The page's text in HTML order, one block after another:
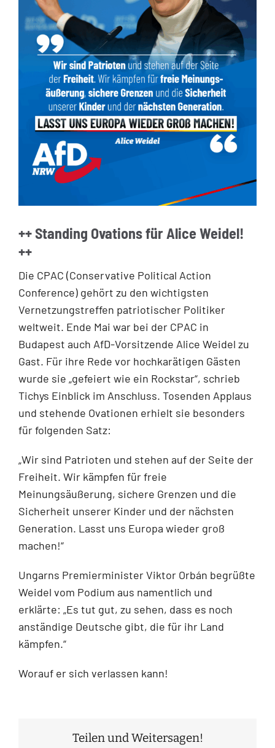
++ Standing Ovations für Alice Weidel!
++
Die CPAC (Conservative Political Action
Conference) gehört zu den wichtigsten
Vernetzungstreffen patriotischer Politiker
weltweit. Ende Mai war bei der CPAC in
Budapest auch AfD-Vorsitzende Alice Weidel zu
Gast. Für ihre Rede vor hochkarätigen Gästen
wurde sie „gefeiert wie ein Rockstar“, schrieb
Tichys Einblick im Anschluss. Tosenden Applaus
und stehende Ovationen erhielt sie besonders
für folgenden Satz:
„Wir sind Patrioten und stehen auf der Seite der
Freiheit. Wir kämpfen für freie
Meinungsäußerung, sichere Grenzen und die
Sicherheit unserer Kinder und der nächsten
Generation. Lasst uns Europa wieder groß
machen!“
Ungarns Premierminister Viktor Orbán begrüßte
Weidel vom Podium aus namentlich und
erklärte: „Es tut gut, zu sehen, dass es noch
anständige Deutsche gibt, die für ihr Land
kämpfen.“
Worauf er sich verlassen kann!
Teilen und Weitersagen!